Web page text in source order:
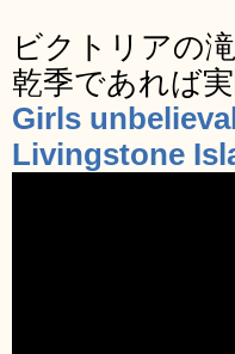
ビクトリアの
乾季であれば
Girls
Livingstone